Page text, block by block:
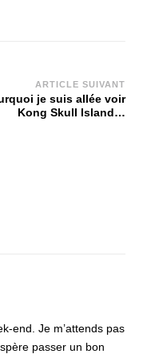
ARTICLE SUIVANT
je suis allée voir
Kong Skull Island…
end. Je m’attends pas
passer un bon